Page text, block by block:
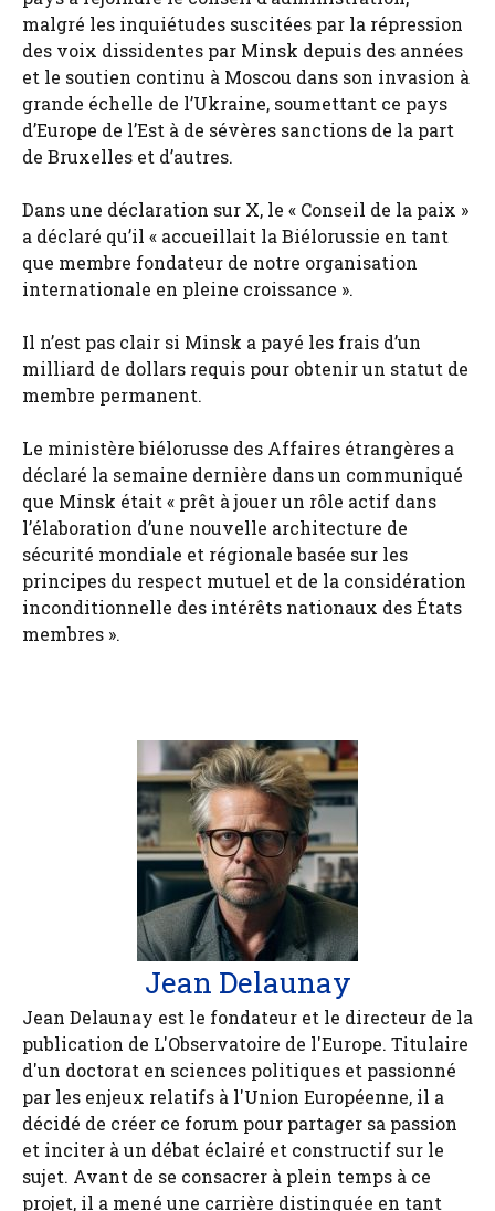
malgré les inquiétudes suscitées par la répression
des voix dissidentes par Minsk depuis des années
et le soutien continu à Moscou dans son invasion à
grande échelle de l’Ukraine, soumettant ce pays
d’Europe de l’Est à de sévères sanctions de la part
de Bruxelles et d’autres.
Dans une déclaration sur X, le « Conseil de la paix »
a déclaré qu’il « accueillait la Biélorussie en tant
que membre fondateur de notre organisation
internationale en pleine croissance ».
Il n’est pas clair si Minsk a payé les frais d’un
milliard de dollars requis pour obtenir un statut de
membre permanent.
Le ministère biélorusse des Affaires étrangères a
déclaré la semaine dernière dans un communiqué
que Minsk était « prêt à jouer un rôle actif dans
l’élaboration d’une nouvelle architecture de
sécurité mondiale et régionale basée sur les
principes du respect mutuel et de la considération
inconditionnelle des intérêts nationaux des États
membres ».
Jean Delaunay
Jean Delaunay est le fondateur et le directeur de la
publication de L'Observatoire de l'Europe. Titulaire
d'un doctorat en sciences politiques et passionné
par les enjeux relatifs à l'Union Européenne, il a
décidé de créer ce forum pour partager sa passion
et inciter à un débat éclairé et constructif sur le
sujet. Avant de se consacrer à plein temps à ce
projet, il a mené une carrière distinguée en tant